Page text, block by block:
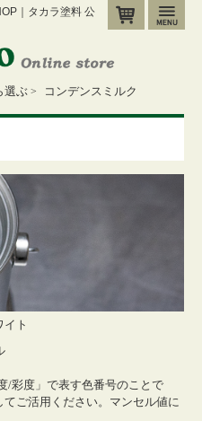
カート
｜タカラ塗料 公
選ぶ > コンデンスミルク
ト
/彩度」で表す色番号のことで
ご活用ください。 マンセル値に